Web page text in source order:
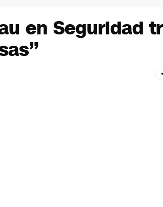
en Seguridad